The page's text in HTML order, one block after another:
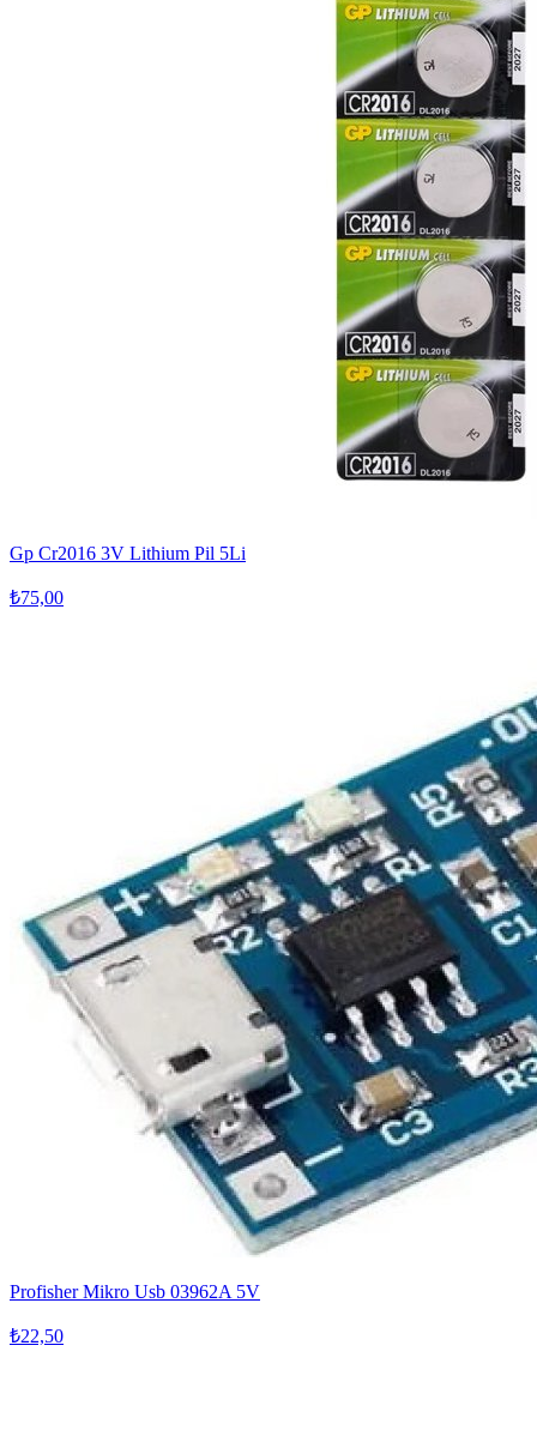
Gp Cr2016 3V Lithium Pil 5Li
₺75,00
Profisher Mikro Usb 03962A 5V
₺22,50